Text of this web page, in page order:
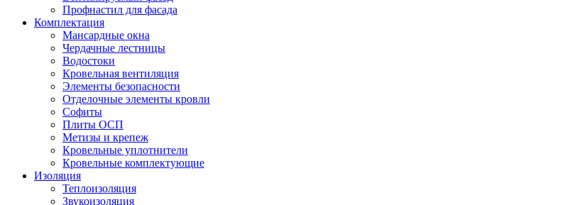
Профнастил для фасада
Комплектация
Мансардные окна
Чердачные лестницы
Водостоки
Кровельная вентиляция
Элементы безопасности
Отделочные элементы кровли
Софиты
Плиты ОСП
Метизы и крепеж
Кровельные уплотнители
Кровельные комплектующие
Изоляция
Теплоизоляция
Звукоизоляция